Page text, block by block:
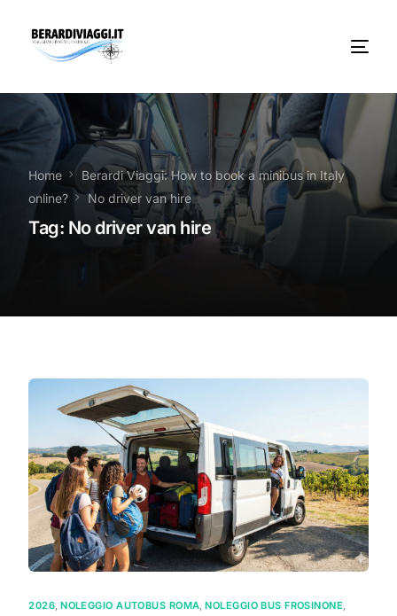
Home
Berardi Viaggi: How to book a minibus in Italy
online?
No driver van hire
Tag: No driver van hire
2026,NOLEGGIO AUTOBUS ROMA,NOLEGGIO BUS FROSINONE,
Chi Siamo
Noleggio
Autobus servizi
Vacanze Viaggi Frosinone